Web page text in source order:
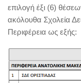
επιλογή έξι (6)
ακόλουθα Σχολεία
Περιφέρεια ως εξής: